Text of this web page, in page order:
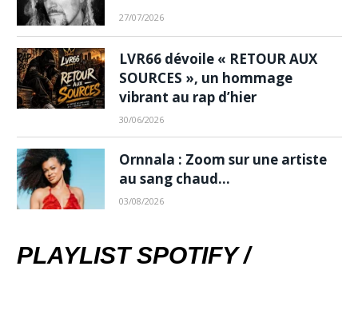
27/07/2026
LVR66 dévoile « RETOUR AUX
SOURCES », un hommage
vibrant au rap d’hier
30/06/2026
Ornnala : Zoom sur une artiste
au sang chaud…
03/08/2026
PLAYLIST SPOTIFY /